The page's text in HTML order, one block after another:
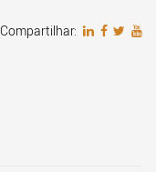
Compartilhar: